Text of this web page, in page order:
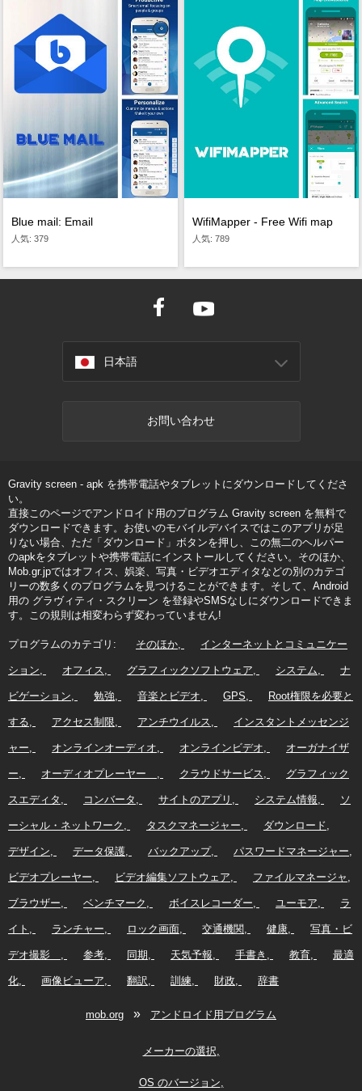
Blue mail: Email
人気: 379
WifiMapper - Free Wifi map
人気: 789
日本語
お問い合わせ
Gravity screen - apk を携帯電話やタブレットにダウンロードしてくださ
い。
直接このページでアンドロイド用のプログラム Gravity screen を無料で
ダウンロードできます。お使いのモバイルデバイスではこのアプリが足
りない場合、ただ「ダウンロード」ボタンを押し、この無二のヘルパー
のapkをタブレットや携帯電話にインストールしてください。そのほか、
Mob.gr.jpではオフィス、娯楽、写真・ビデオエディタなどの別のカテゴ
リーの数多くのプログラムを見つけることができます。そして、Android
用の グラヴィティ・スクリーン を登録やSMSなしにダウンロードできま
す。この規則は相変わらず変わっていません!
プログラムのカテゴリ: そのほか インターネットとコミュニケー
ション オフィス グラフィックソフトウェア システム ナ
ビゲーション 勉強 音楽とビデオ GPS Root権限を必要と
する アクセス制限 アンチウイルス インスタントメッセンジ
ャー オンラインオーディオ オンラインビデオ オーガナイザ
ー オーディオプレーヤー クラウドサービス グラフィック
スエディタ コンバータ サイトのアプリ システム情報 ソ
ーシャル・ネットワーク タスクマネージャー ダウンロード
デザイン データ保護 バックアップ パスワードマネージャー
ビデオプレーヤー ビデオ編集ソフトウェア ファイルマネージャ
ブラウザー ベンチマーク ボイスレコーダー ユーモア ラ
イト ランチャー ロック画面 交通機関 健康 写真・ビ
デオ撮影 参考 同期 天気予報 手書き 教育 最適
化 画像ビューア 翻訳 訓練 財政 辞書
mob.org » アンドロイド用プログラム
メーカーの選択
OS のバージョン